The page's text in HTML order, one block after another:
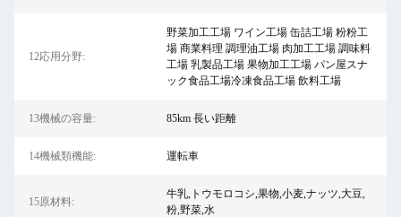
12応用分野:
野菜加工工場 ワイン工場 缶詰工場 粉粉工
場 商業料理 調理油工場 肉加工工場 調味料
工場 乳製品工場 果物加工工場 パン屋スナ
ック食品工場冷凍食品工場 飲料工場
13機械の容量: 85km 長い距離
14機械類機能: 運転車
15原材料:
牛乳,トウモロコシ,果物,小麦,ナッツ,大豆,
粉,野菜,水